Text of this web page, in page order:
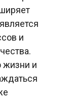
и
жизни и